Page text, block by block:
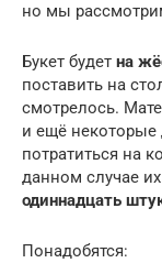
но мы
Букет будет на
поставить на
смотрелось.
и ещё некоторые
потратиться на
данном случае
одиннадцать
Понадобятся: